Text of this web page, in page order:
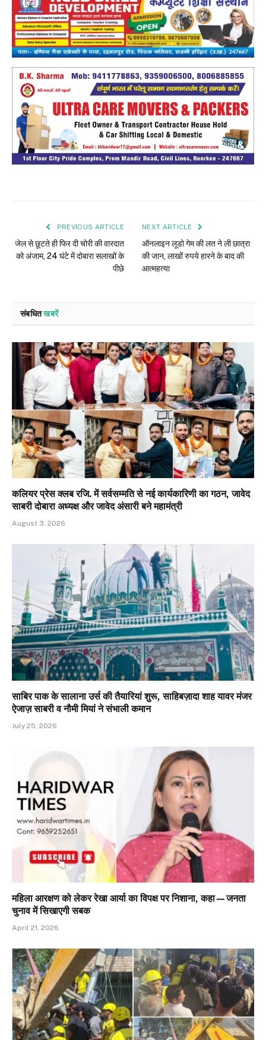
PREVIOUS ARTICLE
जेल से छूटते ही फिर दी चोरी की वारदात
को अंजाम, 24 घंटे में दोबारा सलाखों के
पीछे
NEXT ARTICLE
ऑनलाइन लूडो गेम की लत ने ली छात्रा
की जान, लाखों रुपये हारने के बाद की
आत्महत्या
संबधितखबरें
कलियर प्रेस क्लब रजि. में सर्वसम्मति से नई कार्यकारिणी का गठन, जावेद
साबरी दोबारा अध्यक्ष और जावेद अंसारी बने महामंत्री
August 3, 2026
साबिर पाक के सालाना उर्स की तैयारियां शुरू, साहिबज़ादा शाह यावर मंजर
ऐजाज़ साबरी व नौमी मियां ने संभाली कमान
July 25, 2026
महिला आरक्षण को लेकर रेखा आर्या का विपक्ष पर निशाना, कहा—जनता
चुनाव में सिखाएगी सबक
April 21, 2026